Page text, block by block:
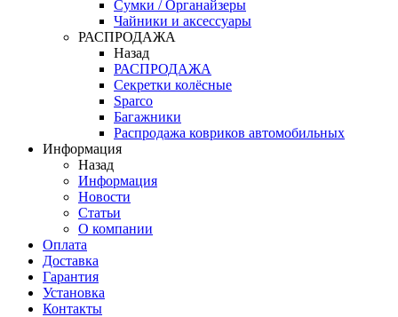
Сумки / Органайзеры
Чайники и аксессуары
РАСПРОДАЖА
Назад
РАСПРОДАЖА
Секретки колёсные
Sparco
Багажники
Распродажа ковриков автомобильных
Информация
Назад
Информация
Новости
Статьи
О компании
Оплата
Доставка
Гарантия
Установка
Контакты